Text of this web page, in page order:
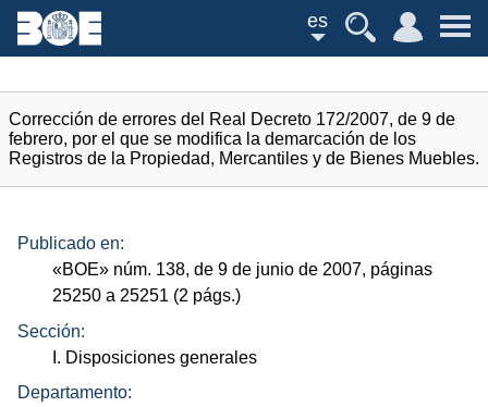
es
Corrección de errores del Real Decreto 172/2007, de 9 de
febrero, por el que se modifica la demarcación de los
Registros de la Propiedad, Mercantiles y de Bienes Muebles.
Publicado en:
«BOE» núm. 138, de 9 de junio de 2007, páginas
25250 a 25251 (2 págs.)
Sección:
I. Disposiciones generales
Departamento: